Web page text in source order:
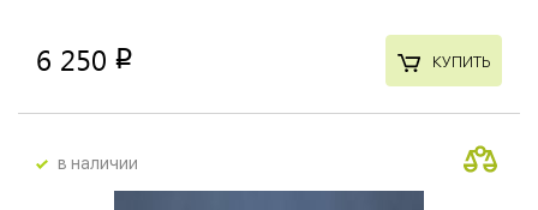
6 250 p КУПИТЬ
в наличии